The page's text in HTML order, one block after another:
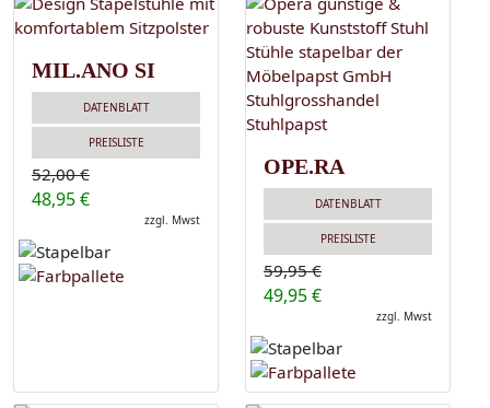
MIL.ANO SI
DATENBLATT
PREISLISTE
52,00 €
48,95 €
zzgl. Mwst
OPE.RA
DATENBLATT
PREISLISTE
59,95 €
49,95 €
zzgl. Mwst